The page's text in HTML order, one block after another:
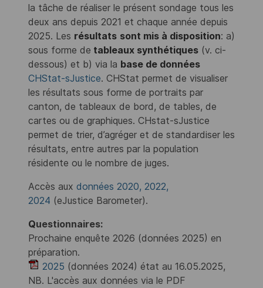
la tâche de réaliser le présent sondage tous les
deux ans depuis 2021 et chaque année depuis
2025. Les résultats sont mis à disposition: a)
sous forme de tableaux synthétiques (v. ci-
dessous) et b) via la base de données
CHStat-sJustice. CHStat permet de visualiser
les résultats sous forme de portraits par
canton, de tableaux de bord, de tables, de
cartes ou de graphiques. CHstat-sJustice
permet de trier, d’agréger et de standardiser les
résultats, entre autres par la population
résidente ou le nombre de juges.
Accès aux données 2020, 2022,
2024 (eJustice Barometer).
Questionnaires:
Prochaine enquête 2026 (données 2025) en
préparation.
2025 (données 2024) état au 16.05.2025,
NB. L'accès aux données via le PDF